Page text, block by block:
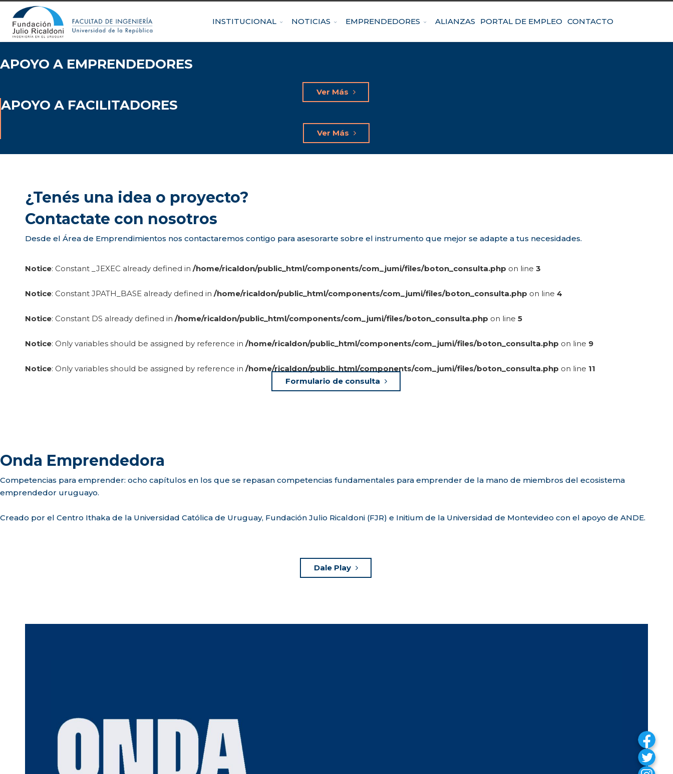
INSTITUCIONAL NOTICIAS EMPRENDEDORES ALIANZAS PORTAL DE EMPLEO CONTACTO
APOYO A EMPRENDEDORES
Ver Más
APOYO A FACILITADORES
Ver Más
¿Tenés una idea o proyecto?
Contactate con nosotros
Desde el Área de Emprendimientos nos contactaremos contigo para asesorarte sobre el instrumento que mejor se adapte a tus necesidades.
Notice: Constant _JEXEC already defined in /home/ricaldon/public_html/components/com_jumi/files/boton_consulta.php on line 3
Notice: Constant JPATH_BASE already defined in /home/ricaldon/public_html/components/com_jumi/files/boton_consulta.php on line 4
Notice: Constant DS already defined in /home/ricaldon/public_html/components/com_jumi/files/boton_consulta.php on line 5
Notice: Only variables should be assigned by reference in /home/ricaldon/public_html/components/com_jumi/files/boton_consulta.php on line 9
Notice: Only variables should be assigned by reference in /home/ricaldon/public_html/components/com_jumi/files/boton_consulta.php on line 11
Formulario de consulta
Onda Emprendedora
Competencias para emprender: ocho capítulos en los que se repasan competencias fundamentales para emprender de la mano de miembros del ecosistema
emprendedor uruguayo.
Creado por el Centro Ithaka de la Universidad Católica de Uruguay, Fundación Julio Ricaldoni (FJR) e Initium de la Universidad de Montevideo con el apoyo de ANDE.
Dale Play